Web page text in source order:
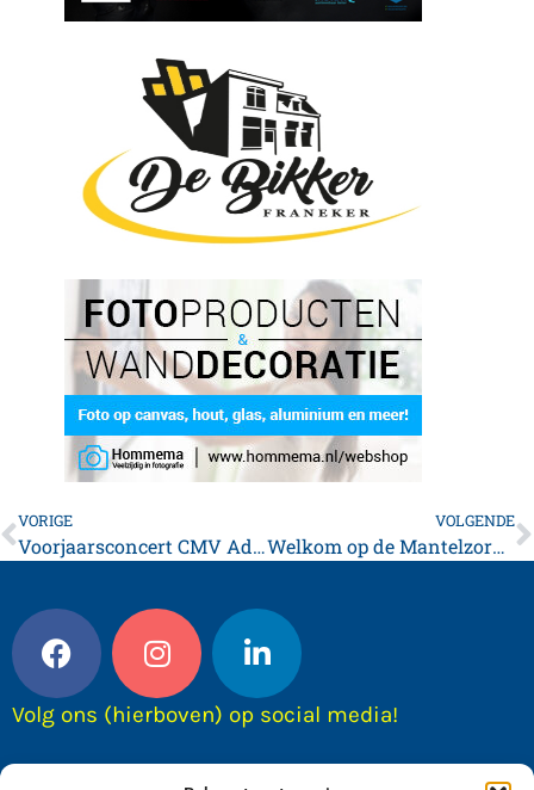
VORIGE
Voorjaarsconcert CMV Advendo zaterdag 21 maart
VOLGENDE
Welkom op de Mantelzorgdag Noordwest Friesland
Volg ons (hierboven) op social media!